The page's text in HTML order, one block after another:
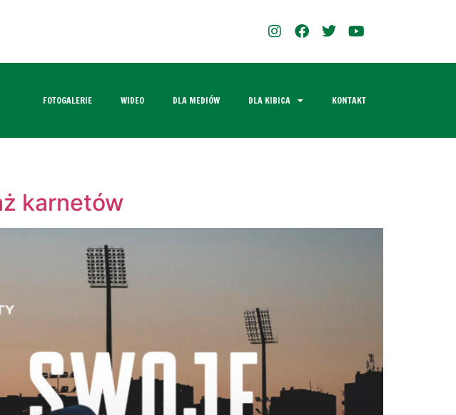
FOTOGALERIE WIDEO DLA MEDIÓW DLA KIBICA KONTAKT
karnetów